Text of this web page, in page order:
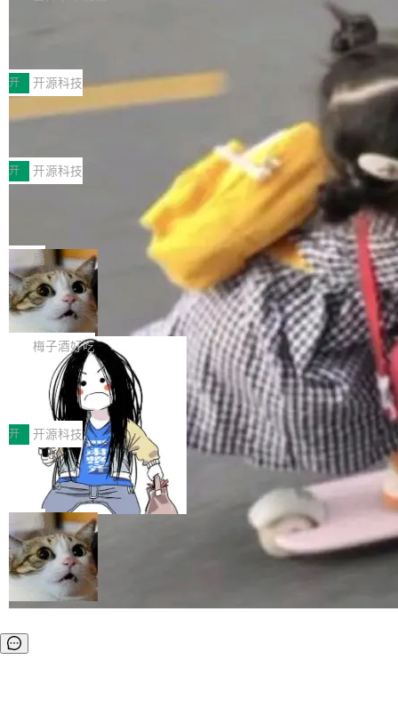
MPComm将作为一种传输引擎接入Mooncake T
ENT，实现零拷贝传输性能提升30%、非零拷贝
传输性能最高提升5倍。UCL-MPComm底层基
于自研UCL-Engine通信引擎，后续腾讯网平将
持续开源更多基于UCL-Engine的高性能通信组
件。 腾讯网平团队在UCL-MPComm中实现了一
个独立于业务线程的全局通信引擎（Engine），
型案例入选名单》，深信服“面向企业研发场景的
开源 AI 编程平台 CoStrict 应用”凭借卓越的技术
创新与落地成效成功入选。 全链路私有化部署，
助力企业AI研发安全落地 当前，越来越多企业已
经开始引入 AI Coding 工具，通过调用公有云模
型或企业内部部署模型提升研发效率。但随着 AI
Coding 从个人辅助工具逐步走向团队级、组织
级应用，企业在规模化落地过程中，对安全性、
可控性和代码质量提出了更高要求。 首先是数据
安全与合规要求。对于大多数普通研发场景，公
有云模型能够满足快速试用和效率提升的需求。
但对于金融、能源、医疗等对数据安全要求较...
开 开源科技
深信服AI算力网关入选工信部人工智能
前不久，工业和信息化部正式发布《2025年人工
智能应用典型案例名单》，集中展示人工智能在
各领域的应用成果，覆盖技术底座、行业赋能、
产品应用、支撑保障、专题等五大方向。深信服
AI算力网关（AI创新平台）成功入选！ 随着各行
各业的Agent走向规模化建设，算力构成形态逐
渐丰富，用户关注的重点也在发生变化：不只是
让AI用起来，还要进一步看清混合算力时代下，
Token花在哪里、算力是否被充分利用，以及持
续增长的AI成本该如何优化。 深信服AI算力网关
正是围绕这些实际问题，从Token治理和成本治
理两个方面，让用户的每一份算力都看得清、管
得住、用得稳、省得下、更安全！ 一、从现在开
始，Token使用一目...
开 开源科技
Jeff Dean 离开 Google：一个时代的结
束，一个实验室的开始
Google 员工编号 20。MapReduce 作者之一。
Bigtable 作者之一。TensorFlow 的作者之一。
Gemini 的架构师。Google 首席科学家。 Jeff D
ean 在 Google 工作了 27 年后，宣布离职。 他
不是一个人走。一同离开的还有 Sanjay Ghema
wat（Google 员工编号 23，Jeff Dean 二十多
年的编程搭档，MapReduce 和 Bigtable 的共同
作者）、Quoc Le（Google 大脑核心成员，Se
q2Seq 和 DocAI 的共同发明人）以及 Oriol Vin
yals（Gemini 联合负责人，AlphaSta...
局
🔥 SolonCode v2026.8.4 发布：界面
字体可调、22 种语言、记忆搜索增强
打开终端就能上岗的全中文编码智能体，这一轮
把「看得清、用母语、记得住」三件事一次补
齐。 SolonCode 是什么 SolonCode 是杭州无
耳科技研发的企业级终端编码智能体——一位全
中文驱动的数字员工，自主理解需求、规划步
骤、编写代码。不挑模型、不挑平台，curl 一行
装完即用。 开源地址：Gitee · GitCode · GitHu
b 安装 支持 Java 8+（8~26）、macOS / Linu
x / Windows / Harmony PC。 # macOS / Linu
x / Harmony PC curl -fsSL https://solon.noea
r.org/solon...
梅子酒好吃
让“代码语义理解”深度释放AI Coding
价值潜能：华为云码道（CodeArts）
代码仓技术解析
一、代码仓深度理解技术的作用与价值 在软件工
程实践中，代码仓是企业核心知识资产的主要载
体。企业级代码仓库通常包含数十万乃至数百万
个文件，其规模远超单次模型调用可承载的上下
文窗口。随着项目规模的持续扩张与代码历史的
不断累积，代码仓中的模块关系、接口契约、业
务逻辑等关键信息往往分散于数十乃至数百个文
件之中，形成高度复杂的知识关联网络。传统的
代码检索手段（如关键词匹配、目录遍历）仅能
在语法层面完成文本定位，难以触及代码的语义
理解大规模代码仓时面临显著"代码仓理解"瓶
开 开源科技
一条“删库”命令跑 17 小时，算法工程
师删光 89TB 数据只为干私活
最高人民检察院8月4日公布了一起案件：北京一
名90后算法工程师王某，为了给自己接的私活腾
服务器空间，删光了公司AI游戏部门的全部核心
数据。 王某2024年1月入职东城区某科技公司AI
短剧部门，有互联网大厂背景。在公司内部架构
调整期间，部门三次通知全员将数据从A集群迁
数据。2024年9月3日下午4点，他使用此前登录
局